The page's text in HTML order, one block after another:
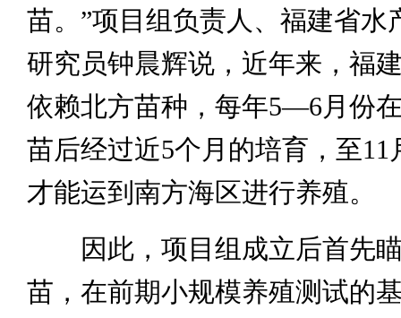
苗。”项目组负责人、福建省水
研究员钟晨辉说，近年来，福
依赖北方苗种，每年5—6月份
苗后经过近5个月的培育，至11
才能运到南方海区进行养殖。
因此，项目组成立后首先瞄
苗，在前期小规模养殖测试的